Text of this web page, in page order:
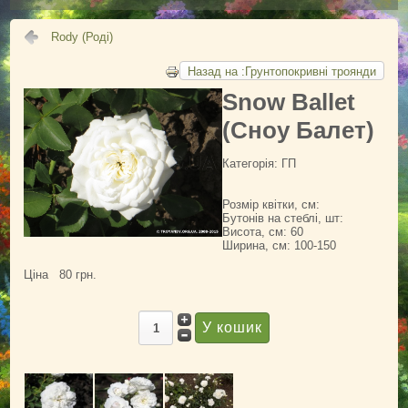
Підживлення троянд
Підготовка до зими
Шкідники троянд
Болезни и вредители (фото)
Обрані посилання
АДРЕСА
ВІДГУКИ
Rody (Роді)
Назад на :Грунтопокривні троянди
Snow Ballet
(Сноу Балет)
Категорія: ГП
Розмір квітки, см:
Бутонів на стеблі, шт:
Висота, см: 60
Ширина, см: 100-150
Ціна 80 грн.